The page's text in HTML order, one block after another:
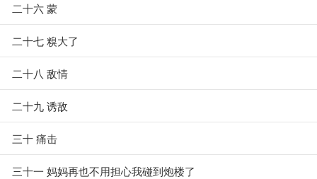
二十六 蒙
二十七 糗大了
二十八 敌情
二十九 诱敌
三十 痛击
三十一 妈妈再也不用担心我碰到炮楼了